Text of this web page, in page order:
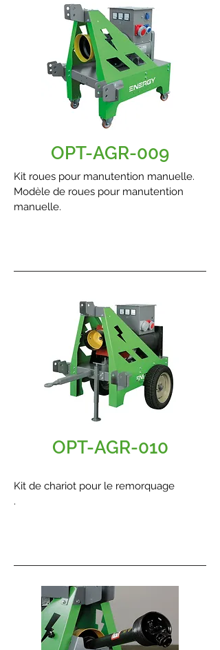
OPT-AGR-009
Kit roues pour manutention manuelle.
Modèle de roues pour manutention
manuelle.
OPT-AGR-010
Kit de chariot pour le remorquage
.